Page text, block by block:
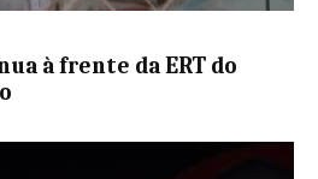
à frente da ERT do